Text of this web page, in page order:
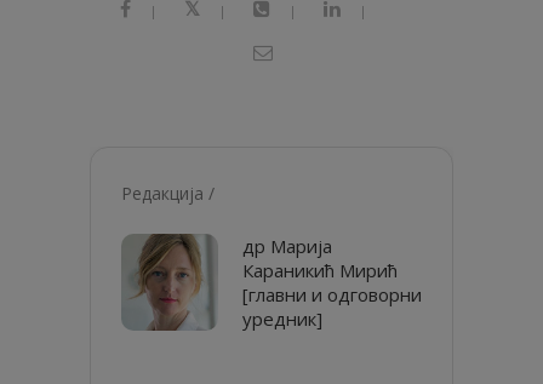
| | | |
Редакција /
др Марија
Караникић Мирић
[главни и одговорни
уредник]